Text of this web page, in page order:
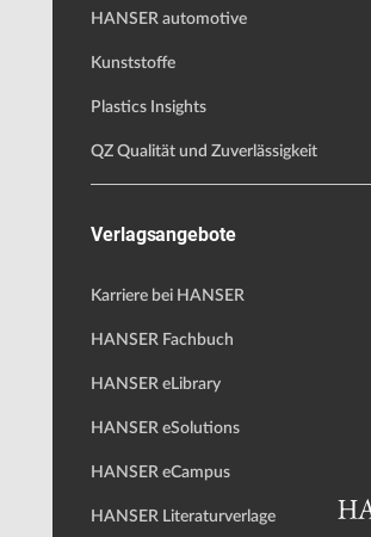
HANSER automotive
Kunststoffe
Plastics Insights
QZ Qualität und Zuverlässigkeit
Verlagsangebote
Karriere bei HANSER
HANSER Fachbuch
HANSER eLibrary
HANSER eSolutions
HANSER eCampus
HANSER Literaturverlage